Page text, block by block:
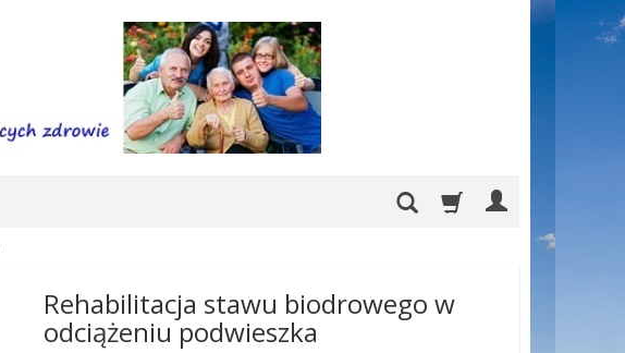
Rehabilitacja stawu biodrowego w
odciążeniu podwieszka